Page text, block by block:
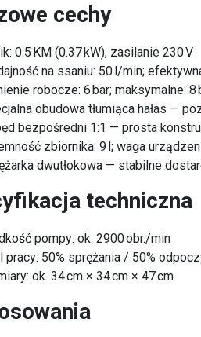
cechy
0.5 KM (0.37 kW), zasilanie 230 V
na ssaniu: 50 l/min;
robocze: 6 bar; maksymalne: 8
obudowa tłumiąca hałas —
bezpośredni 1:1 — prosta
zbiornika: 9 l; waga
dwutłokowa — stabilne
techniczna
pompy: ok. 2900 obr./min
pracy: 50% sprężania / 50%
ok. 34 cm × 34 cm × 47 cm